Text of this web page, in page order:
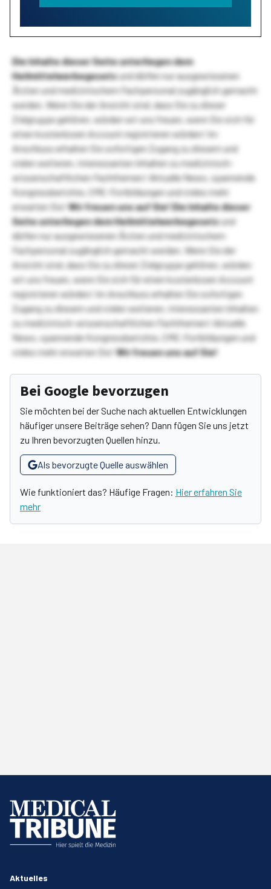
Die Inhalte dieser Seite unterliegen dem
Heilmittelwerbegesetzund dürfen nur ausgewiesenen
Ärzten und medizinischem Fachpersonal zugänglich gemacht
werden. Wenn Sie der Ansicht sind, dass Sie zu dieser
Zielgruppe gehören, würden wir uns freuen, wenn Sie sich für
einen kostenlosen Account registrieren würden! Im
Anschluss erhalten Sie sofortigen Zugang zu diesem und
vielen weiteren, interessanten Inhalten zu medizinisch-
wissenschaftlichen Fachthemen! Aktuelle News, spannende
Kongressberichte, CME-Fortbildungen und vieles mehr
erwarten Sie!Wir freuen uns auf Sie!Die Inhalte dieser
Seite unterliegen dem Heilmittelwerbegesetzund
dürfen nur ausgewiesenen Ärzten und medizinischem
Fachpersonal zugänglich gemacht werden. Wenn Sie der
Ansicht sind, dass Sie zu dieser Zielgruppe gehören, würden
wir uns freuen, wenn Sie sich für einen kostenlosen Account
registrieren würden! Im Anschluss erhalten Sie sofortigen
Zugang zu diesem und vielen weiteren, interessanten Inhalten
zu medizinisch-wissenschaftlichen Fachthemen! Aktuelle
News, spannende Kongressberichte, CME-Fortbildungen und
vieles mehr erwarten Sie!Wir freuen uns auf Sie!
Bei Google bevorzugen
Sie möchten bei der Suche nach aktuellen Entwicklungen
häufiger unsere Beiträge sehen? Dann fügen Sie uns jetzt
zu Ihren bevorzugten Quellen hinzu.
Als bevorzugte Quelle auswählen
Wie funktioniert das? Häufige Fragen: Hier erfahren Sie
mehr
Aktuelles